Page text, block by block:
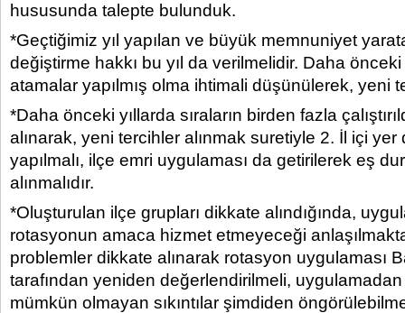
hususunda talepte bulunduk.
*Geçtiğimiz yıl yapılan ve büyük memnuniyet
değiştirme hakkı bu yıl da verilmelidir. Daha
atamalar yapılmış olma ihtimali düşünülerek, yeni
*Daha önceki yıllarda sıraların birden fazla
alınarak, yeni tercihler alınmak suretiyle 2. İl içi yer
yapılmalı, ilçe emri uygulaması da getirilerek eş
alınmalıdır.
*Oluşturulan ilçe grupları dikkate alındığında,
rotasyonun amaca hizmet etmeyeceği
problemler dikkate alınarak rotasyon uygulaması
tarafından yeniden değerlendirilmeli,
mümkün olmayan sıkıntılar şimdiden